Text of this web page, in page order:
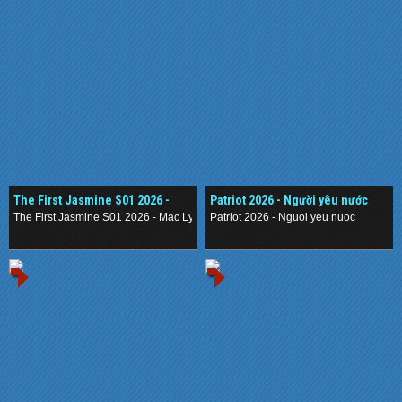
The First Jasmine S01 2026 -
Mạc Ly
The First Jasmine S01 2026 - Mac Ly
Patriot 2026 - Người yêu nước
Patriot 2026 - Nguoi yeu nuoc